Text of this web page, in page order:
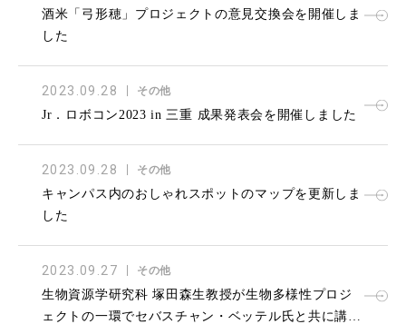
酒米「弓形穂」プロジェクトの意見交換会を開催しま
した
2023.09.28 その他
Jr．ロボコン2023 in 三重 成果発表会を開催しました
2023.09.28 その他
キャンパス内のおしゃれスポットのマップを更新しま
した
2023.09.27 その他
生物資源学研究科 塚田森生教授が生物多様性プロジ
ェクトの一環でセバスチャン・ベッテル氏と共に講演